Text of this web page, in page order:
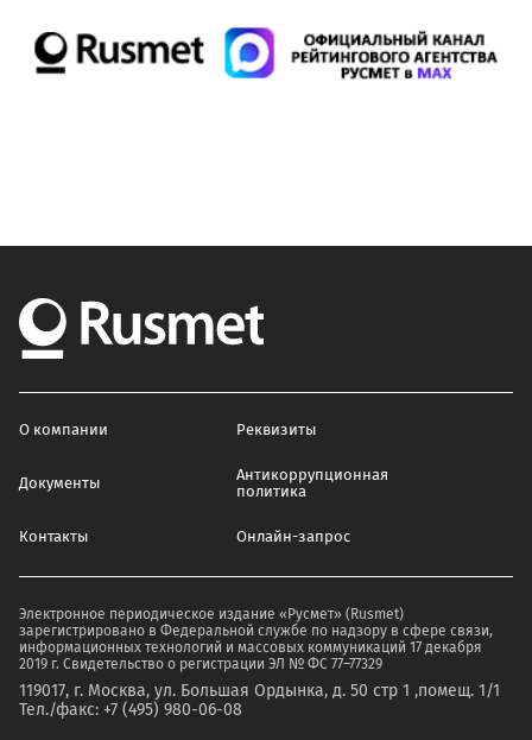
О компании Реквизиты
Документы
Антикоррупционная
политика
Контакты Онлайн-запрос
Электронное периодическое издание «Русмет» (Rusmet)
зарегистрировано в Федеральной службе по надзору в сфере связи,
информационных технологий и массовых коммуникаций 17 декабря
2019 г. Свидетельство о регистрации ЭЛ № ФС 77–77329
119017, г. Москва, ул. Большая Ордынка, д. 50 стр 1 ,помещ. 1/1
Тел./факс: +7 (495) 980-06-08